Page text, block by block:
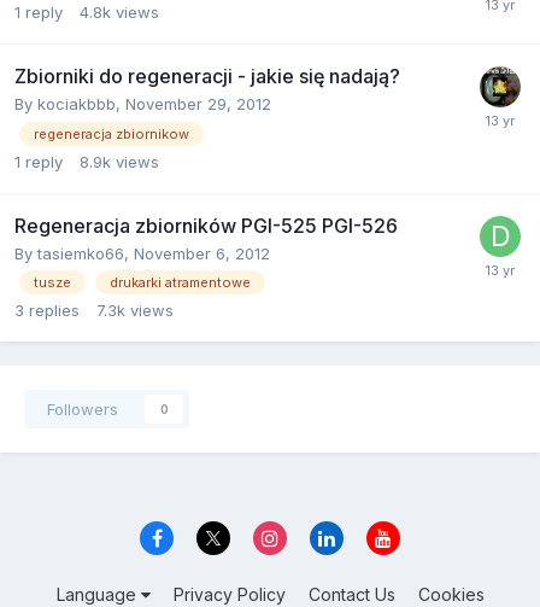
1 reply 4.8k views
Zbiorniki do regeneracji - jakie się nadają?
By kociakbbb, November 29, 2012
regeneracja zbiornikow
1 reply 8.9k views
Regeneracja zbiorników PGI-525 PGI-526
Bytasiemko66, November 6, 2012
tusze drukarki atramentowe
3 replies 7.3k views
Followers 0
Language Privacy Policy Contact Us Cookies